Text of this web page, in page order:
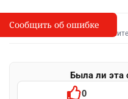
I
Сообщить об опечатке
Выделите фрагмент и
Была ли эта
0
Сообщить об ошибке